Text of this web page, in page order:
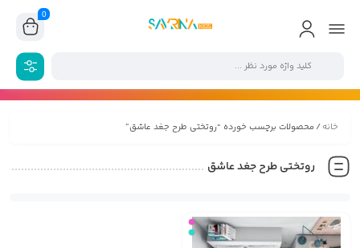
0
خانه/ محصولات برچسب خورده “روتختی طرح جغد عاشق”
روتختی طرح جغد عاشق